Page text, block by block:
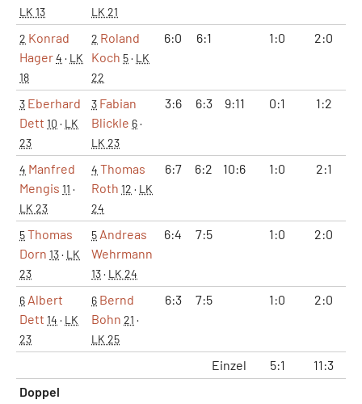
LK 13
LK 21
2 Konrad
Hager4 · LK
18
2 Roland
Koch 5· LK
22
6:0 6:1 1:0 2:0
3 Eberhard
Dett 10 · LK
23
3 Fabian
Blickle 6·
LK 23
3:6 6:3 9:11 0:1 1:2
4 Manfred
Mengis 11 ·
LK 23
4 Thomas
Roth 12 · LK
24
6:7 6:2 10:6 1:0 2:1
5Thomas
Dorn 13· LK
23
5 Andreas
Wehrmann
13· LK 24
6:4 7:5 1:0 2:0
6 Albert
Dett 14 · LK
23
6 Bernd
Bohn 21 ·
LK 25
6:3 7:5 1:0 2:0
Einzel 5:1 11:3
Doppel